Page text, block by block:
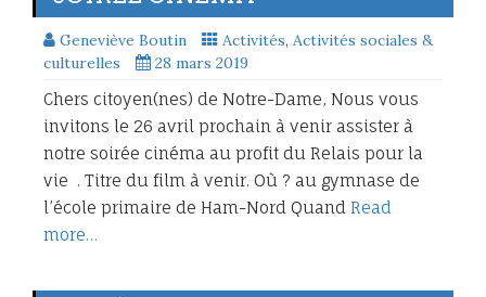
Geneviève Boutin Activités, Activités sociales &
culturelles
28 mars 2019
Chers citoyen(nes) de Notre-Dame, Nous vous
invitons le 26 avril prochain à venir assister à
notre soirée cinéma au profit du Relais pour la
vie . Titre du film à venir. Où ? au gymnase de
l’école primaire de Ham-Nord Quand Read
more…